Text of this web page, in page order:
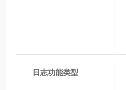
日志功能类型